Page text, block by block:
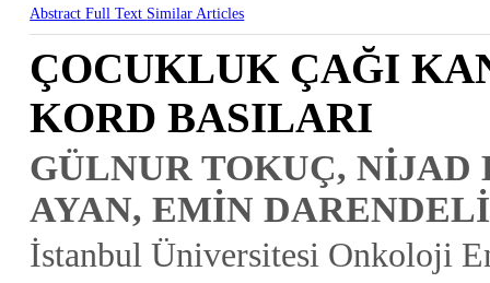
AbstractFull Text Similar Articles
ÇOCUKLUK ÇAĞI
KORD BASILARI
GÜLNUR TOKUÇ,
AYAN, EMİN
İstanbul Üniversitesi Onkoloji